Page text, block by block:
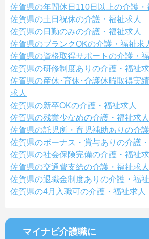
佐賀県の年間休日110日以上の介護・
佐賀県の土日祝休の介護・福祉求人
佐賀県の日勤のみの介護・福祉求人
佐賀県のブランクOKの介護・福祉求
佐賀県の資格取得サポートの介護・
佐賀県の研修制度ありの介護・福祉
佐賀県の産休･育休･介護休暇取得実
求人
佐賀県の新卒OKの介護・福祉求人
佐賀県の残業少なめの介護・福祉求人
佐賀県の託児所・育児補助ありの介
佐賀県のボーナス・賞与ありの介護
佐賀県の社会保険完備の介護・福祉
佐賀県の交通費支給の介護・福祉求人
佐賀県の退職金制度ありの介護・福
佐賀県の4月入職可の介護・福祉求人
マイナビ介護職に